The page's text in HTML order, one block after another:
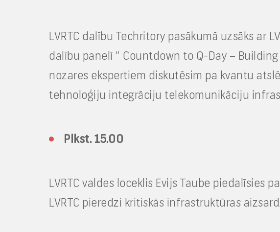
LVRTC dalību Techritory pasākumā uzsāks ar
dalību panelī ” Countdown to Q-Day –
nozares ekspertiem diskutēsim pa kvantu
tehnoloģiju integrāciju telekomunikāciju
Plkst. 15.00
LVRTC valdes loceklis Evijs Taube
LVRTC pieredzi kritiskās infrastruktūras